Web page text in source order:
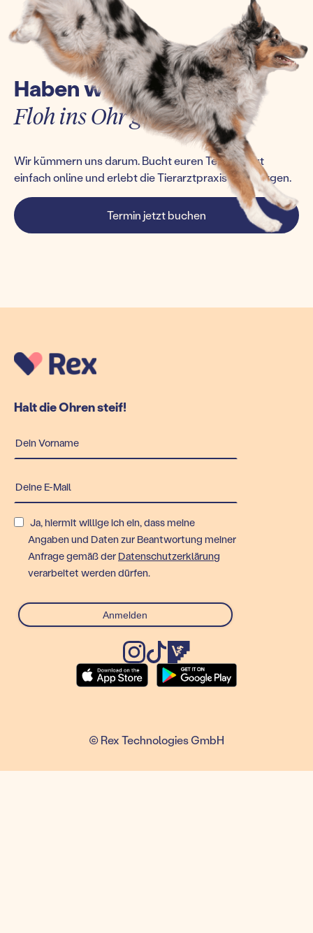
Haben wir euch einen
Floh ins Ohr gesetzt?
Wir kümmern uns darum. Bucht euren Termin jetzt
einfach online und erlebt die Tierarztpraxis von morgen.
Termin jetzt buchen
Halt die Ohren steif!
Ja, hiermit willige ich ein, dass meine
Angaben und Daten zur Beantwortung meiner
Anfrage gemäß der Datenschutzerklärung
verarbeitet werden dürfen.
© Rex Technologies GmbH